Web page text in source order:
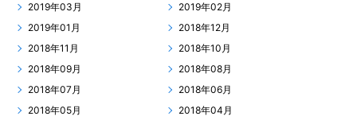
2019年03月
2019年02月
2019年01月
2018年12月
2018年11月
2018年10月
2018年09月
2018年08月
2018年07月
2018年06月
2018年05月
2018年04月